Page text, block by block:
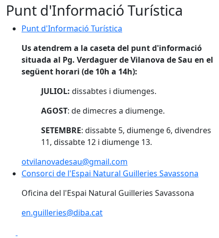
Punt d'Informació Turística
Punt d'Informació Turística
Punt d'Informació Turística
Us atendrem a la caseta del punt d'informació
situada al Pg. Verdaguer de Vilanova de Sau en el
següent horari (de 10h a 14h):
JULIOL: dissabtes i diumenges.
AGOST: de dimecres a diumenge.
SETEMBRE: dissabte 5, diumenge 6, divendres
11, dissabte 12 i diumenge 13.
otvilanovadesau@gmail.com
Consorci de l'Espai Natural Guilleries Savassona
Consorci de l'Espai Natural Guilleries Savassona
Oficina del l'Espai Natural Guilleries Savassona
en.guilleries@diba.cat